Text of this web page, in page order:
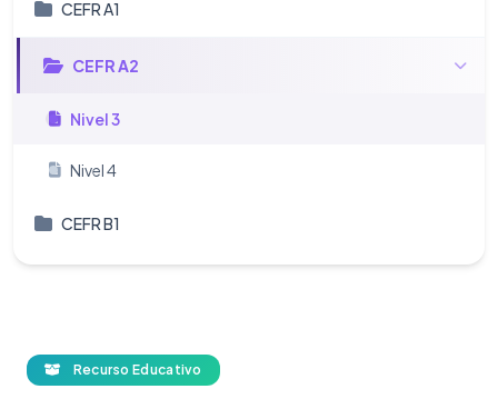
CEFR A1
CEFR A2
Nivel 3
Nivel 4
CEFR B1
Recurso Educativo